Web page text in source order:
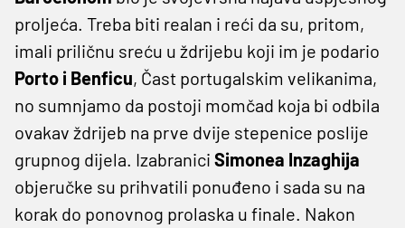
proljeća. Treba biti realan i reći da su, pritom,
imali priličnu sreću u ždrijebu koji im je podario
Porto i Benficu, Čast portugalskim velikanima,
no sumnjamo da postoji momčad koja bi odbila
ovakav ždrijeb na prve dvije stepenice poslije
grupnog dijela. Izabranici Simonea Inzaghija
objeručke su prihvatili ponuđeno i sada su na
korak do ponovnog prolaska u finale. Nakon